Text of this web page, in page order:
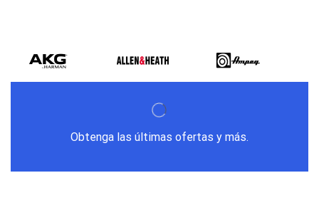
Obtenga las últimas ofertas y más.